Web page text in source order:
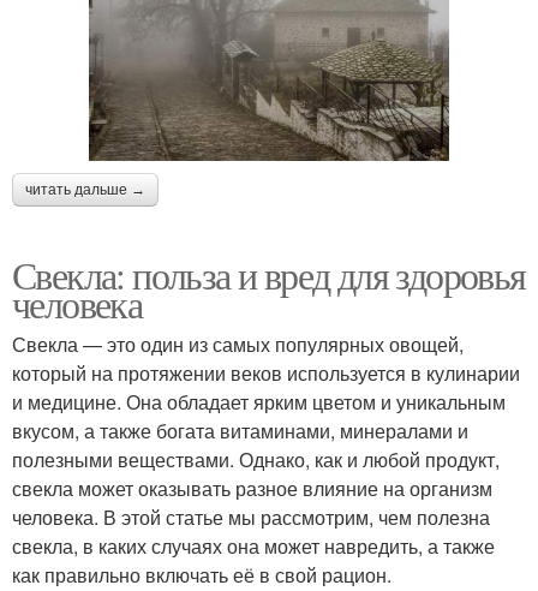
читать дальше →
Свекла: польза и вред для здоровья
человека
Свекла — это один из самых популярных овощей,
который на протяжении веков используется в кулинарии
и медицине. Она обладает ярким цветом и уникальным
вкусом, а также богата витаминами, минералами и
полезными веществами. Однако, как и любой продукт,
свекла может оказывать разное влияние на организм
человека. В этой статье мы рассмотрим, чем полезна
свекла, в каких случаях она может навредить, а также
как правильно включать её в свой рацион.